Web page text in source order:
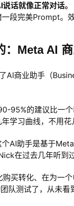
话就像正常对话。
段完美Prompt。效
：Meta AI
AI商业助手（
95%的建议比一
学习曲线，不用花
AI助手是基于Meta
在过去几年听到
购买转化、在为一
队测试了，从未看